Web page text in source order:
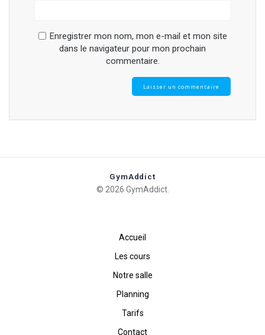
Enregistrer mon nom, mon e-mail et mon site
dans le navigateur pour mon prochain
commentaire.
GymAddict
© 2026 GymAddict.
Accueil
Les cours
Notre salle
Planning
Tarifs
Contact